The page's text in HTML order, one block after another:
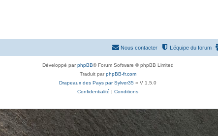
L’équipe du forum
Nous contacter
Développé parphpBB® Forum Software © phpBB Limited
Traduit parphpBB-fr.com
Drapeaux des Pays par Sylver35 » V 1.5.0
Confidentialité | Conditions